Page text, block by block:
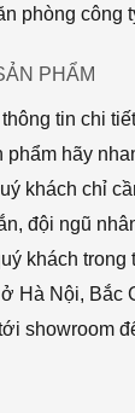
phòng công
PHẨM
tin chi
phẩm hãy
khách chỉ
đội ngũ
khách
Hà Nội, Bắc
showroom